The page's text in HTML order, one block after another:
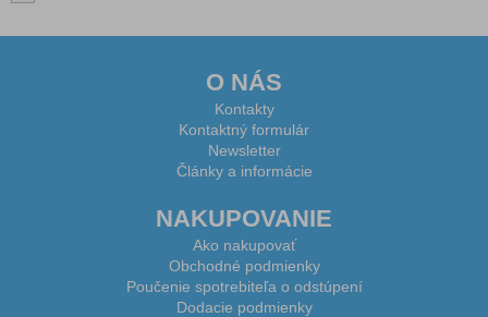
O NÁS
Kontakty
Kontaktný formulár
Newsletter
Články a informácie
NAKUPOVANIE
Ako nakupovať
Obchodné podmienky
Poučenie spotrebiteľa o odstúpení
Dodacie podmienky